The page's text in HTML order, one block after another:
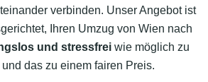
verbinden. Unser Angebot ist
Ihren Umzug von Wien nach
und stressfrei wie möglich zu
das zu einem fairen Preis.